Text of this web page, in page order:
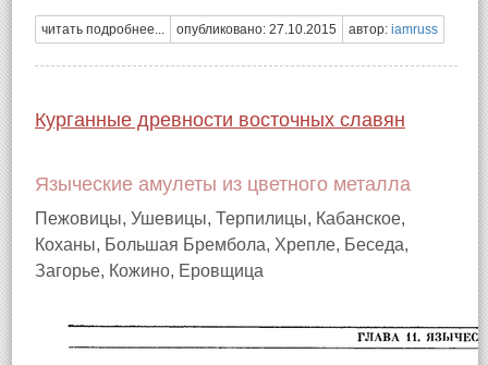
читать подробнее... опубликовано: 27.10.2015 автор: iamruss
Курганные древности восточных славян
Языческие амулеты из цветного металла
Пежовицы, Ушевицы, Терпилицы, Кабанское,
Коханы, Большая Брембола, Хрепле, Беседа,
Загорье, Кожино, Еровщица